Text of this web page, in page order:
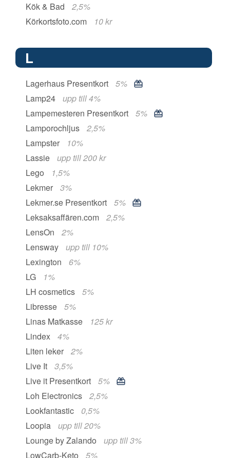
Kök & Bad
2,5%
Körkortsfoto.com
10 kr
L
Lagerhaus Presentkort
5%
Lamp24
upp till 4%
Lampemesteren Presentkort
5%
Lamporochljus
2,5%
Lampster
10%
Lassie
upp till 200 kr
Lego
1,5%
Lekmer
3%
Lekmer.se Presentkort
5%
Leksaksaffären.com
2,5%
LensOn
2%
Lensway
upp till 10%
Lexington
6%
LG
1%
LH cosmetics
5%
Libresse
5%
Linas Matkasse
125 kr
Lindex
4%
Liten leker
2%
Live It
3,5%
Live it Presentkort
5%
Loh Electronics
2,5%
Lookfantastic
0,5%
Loopia
upp till 20%
Lounge by Zalando
upp till 3%
LowCarb-Keto
5%